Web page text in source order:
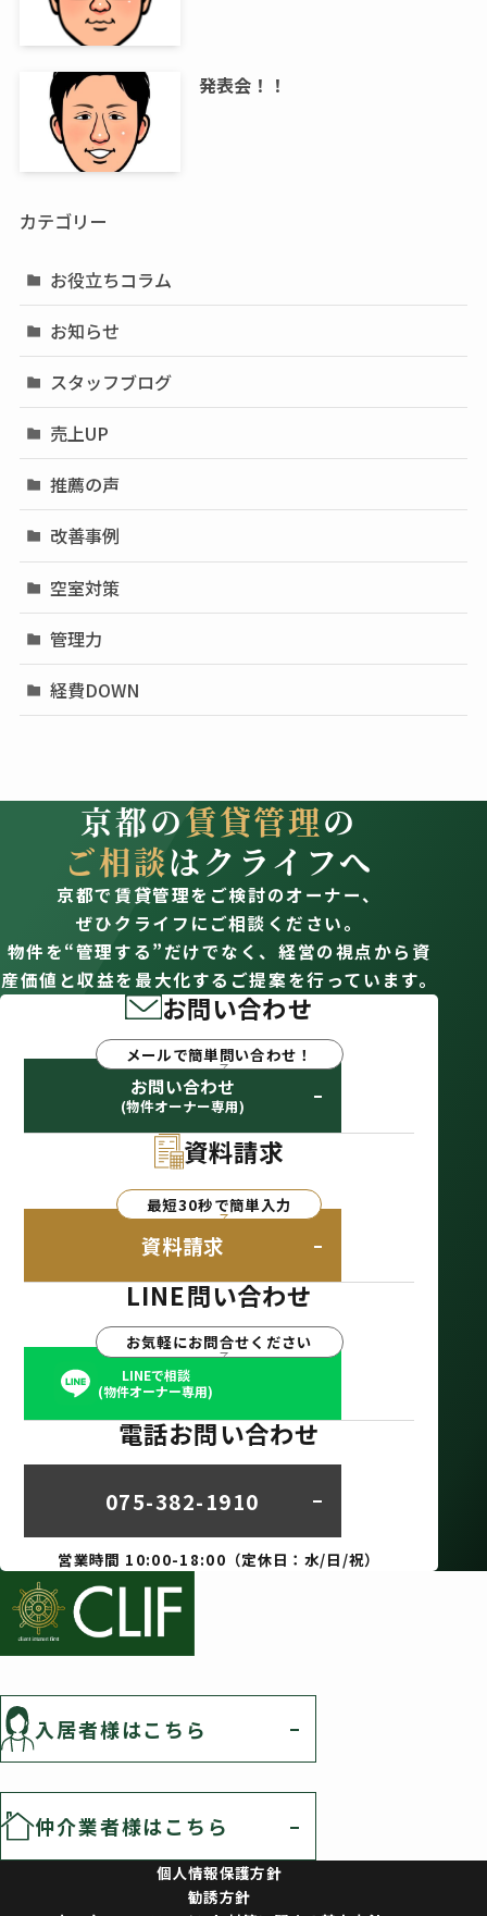
発表会！！
カテゴリー
お役立ちコラム
お知らせ
スタッフブログ
売上UP
推薦の声
改善事例
空室対策
管理力
経費DOWN
京都の賃貸管理の
ご相談はクライフへ
京都で賃貸管理をご検討のオーナー、
ぜひクライフにご相談ください。
物件を“管理する”だけでなく、経営の視点から資
産価値と収益を最大化するご提案を行っています。
お問い合わせ
メールで簡単問い合わせ！
お問い合わせ
(物件オーナー専用)
資料請求
最短30秒で簡単入力
資料請求
LINE問い合わせ
お気軽にお問合せください
LINEで相談
(物件オーナー専用)
電話お問い合わせ
075-382-1910
営業時間 10:00-18:00（定休日：水/日/祝）
入居者様はこちら
仲介業者様はこちら
個人情報保護方針
勧誘方針